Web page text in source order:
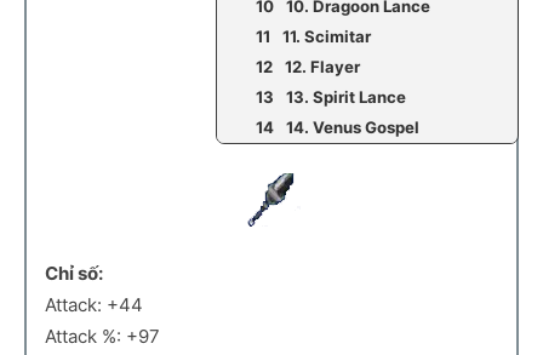
10. Dragoon Lance
11. Scimitar
12. Flayer
13. Spirit Lance
14. Venus Gospel
Chỉ số:
Attack: +44
Attack %: +97